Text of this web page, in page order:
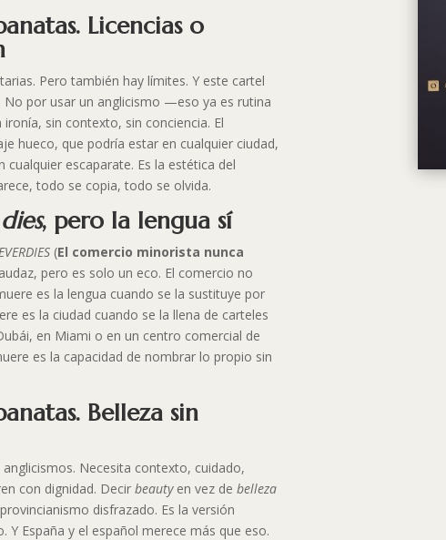
Licencias o
Pero también hay límites. Y este cartel
No por usar un anglicismo —eso ya es rutina
sin contexto, sin conciencia. El
hueco, que podría estar en cualquier ciudad,
cualquier escaparate. Es la estética del
todo se copia, todo se olvida.
, pero la lengua sí
(El comercio minorista nunca
pero es solo un eco. El comercio no
es la lengua cuando se la sustituye por
es la ciudad cuando se la llena de carteles
en Miami o en un centro comercial de
es la capacidad de nombrar lo propio sin
Belleza sin
Necesita contexto, cuidado,
con dignidad. Decirbeautyen vez debelleza
disfrazado. Es la versión
Y España y el español merece más que eso.